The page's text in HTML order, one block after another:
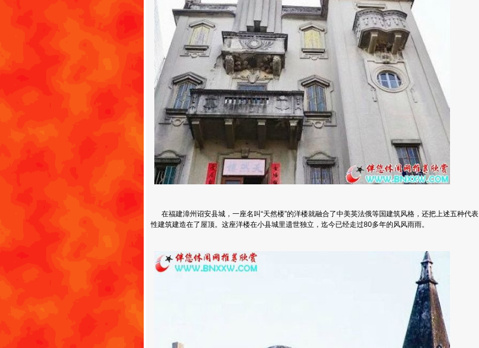
在福建漳州诏安县城，一座名叫“天然楼”的洋楼就融合了中美英法俄等国建筑风格，还把上述五种代表
性建筑建造在了屋顶。这座洋楼在小县城里遗世独立，迄今已经走过80多年的风风雨雨。